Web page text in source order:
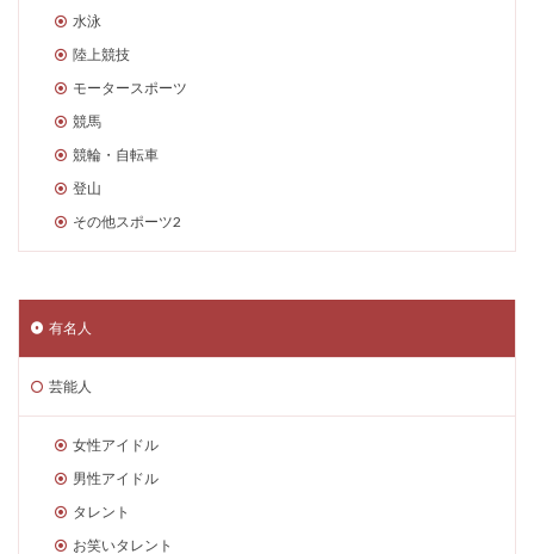
水泳
陸上競技
モータースポーツ
競馬
競輪・自転車
登山
その他スポーツ2
有名人
芸能人
女性アイドル
男性アイドル
タレント
お笑いタレント